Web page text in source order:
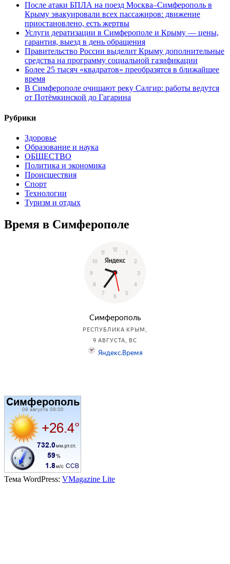
После атаки БПЛА на поезд Москва–Симферополь в
Крыму эвакуировали всех пассажиров: движение
приостановлено, есть жертвы
Услуги дератизации в Симферополе и Крыму — цены,
гарантия, выезд в день обращения
Правительство России выделит Крыму дополнительные
средства на программу социальной газификации
Более 25 тысяч «квадратов» преобразятся в ближайшее
время
В Симферополе очищают реку Салгир: работы ведутся
от Потёмкинской до Гагарина
Рубрики
Здоровье
Образование и наука
ОБЩЕСТВО
Политика и экономика
Происшествия
Спорт
Технологии
Туризм и отдых
Время в Симферополе
Тема WordPress: VMagazine Lite